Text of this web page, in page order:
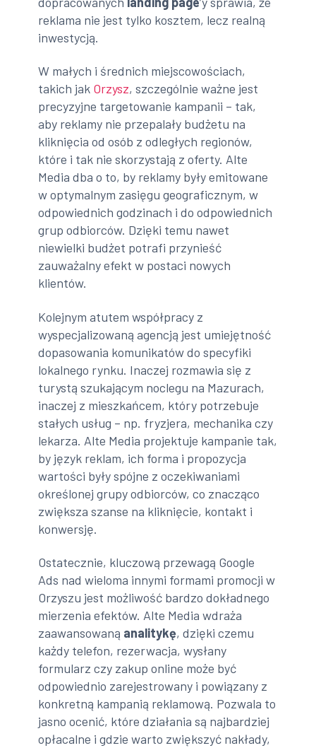
reklama nie jest tylko kosztem, lecz realną
inwestycją.
W małych i średnich miejscowościach,
takich jak Orzysz, szczególnie ważne jest
precyzyjne targetowanie kampanii – tak,
aby reklamy nie przepalały budżetu na
kliknięcia od osób z odległych regionów,
które i tak nie skorzystają z oferty. Alte
Media dba o to, by reklamy były emitowane
w optymalnym zasięgu geograficznym, w
odpowiednich godzinach i do odpowiednich
grup odbiorców. Dzięki temu nawet
niewielki budżet potrafi przynieść
zauważalny efekt w postaci nowych
klientów.
Kolejnym atutem współpracy z
wyspecjalizowaną agencją jest umiejętność
dopasowania komunikatów do specyfiki
lokalnego rynku. Inaczej rozmawia się z
turystą szukającym noclegu na Mazurach,
inaczej z mieszkańcem, który potrzebuje
stałych usług – np. fryzjera, mechanika czy
lekarza. Alte Media projektuje kampanie tak,
by język reklam, ich forma i propozycja
wartości były spójne z oczekiwaniami
określonej grupy odbiorców, co znacząco
zwiększa szanse na kliknięcie, kontakt i
konwersję.
Ostatecznie, kluczową przewagą Google
Ads nad wieloma innymi formami promocji w
Orzyszu jest możliwość bardzo dokładnego
mierzenia efektów. Alte Media wdraża
zaawansowaną analitykę, dzięki czemu
każdy telefon, rezerwacja, wysłany
formularz czy zakup online może być
odpowiednio zarejestrowany i powiązany z
konkretną kampanią reklamową. Pozwala to
jasno ocenić, które działania są najbardziej
opłacalne i gdzie warto zwiększyć nakłady,